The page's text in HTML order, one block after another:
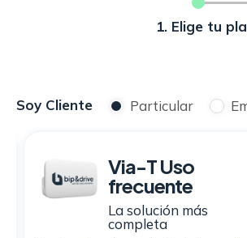
1. Elige tu
Soy Cliente Particular
Via-T Uso
frecuente
La solución más
completa